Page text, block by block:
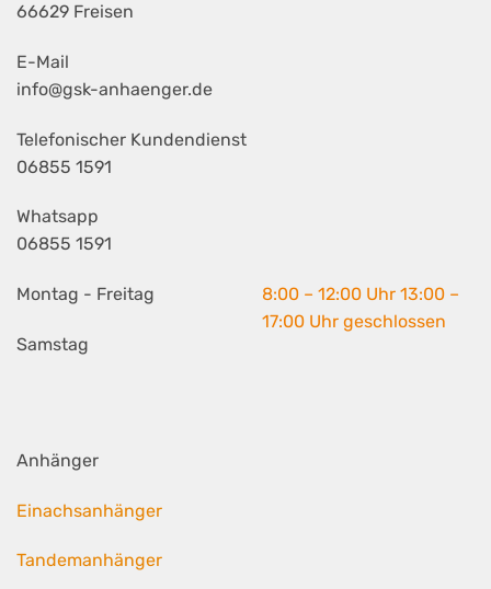
66629 Freisen
E-Mail
info@gsk-anhaenger.de
Telefonischer Kundendienst
06855 1591
Whatsapp
06855 1591
Montag - Freitag
Samstag
8:00 – 12:00 Uhr 13:00 –
17:00 Uhr geschlossen
Anhänger
Einachsanhänger
Tandemanhänger